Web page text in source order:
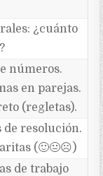
¿cuánto
números.
en parejas.
(regletas).
resolución.
(🙂😐☹️)
de trabajo